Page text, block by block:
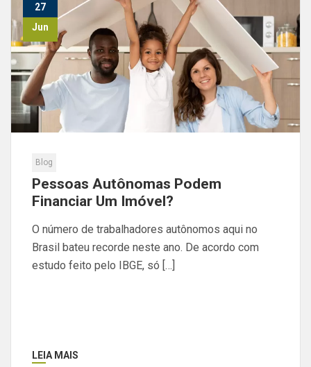
27
Jun
Blog
Pessoas Autônomas Podem
Financiar Um Imóvel?
O número de trabalhadores autônomos aqui no
Brasil bateu recorde neste ano. De acordo com
estudo feito pelo IBGE, só […]
LEIA MAIS